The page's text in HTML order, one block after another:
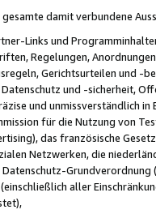
damit verbundene
Links und
Regelungen,
Gerichtsurteilen und -
und -sicherheit,
und unmissverständlich
für die Nutzung von
das französische
Netzwerken, die
aller